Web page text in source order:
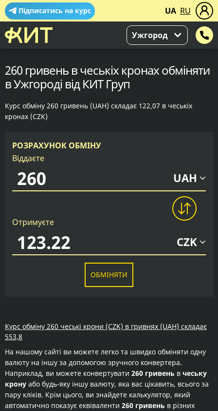
Підписатись на курс UA RU
Ужгород
260 гривень в чеськіх кронах обміняти
в Ужгороді від КИТ Груп
Курс обміну 260 гривень (UAH) складає 122,07 в чеськіх
кронах (CZK)
РОЗРАХУНОК ОБМІНУ
Віддаєте
UAH
Отримуєте
CZK
ОБМІНЯТИ
Курс обміну 260 чеські крони (CZK) в гривнях (UAH) складає
553,8
На нашому сайті ви можете легко та швидко обміняти одну
валюту на іншу за допомогою зручного конвертера.
Наприклад, ви можете конвертувати 260 гривень в чеську
крону або будь-яку іншу валюту, яка вас цікавить, всього за
пару кліків. Крім цього, ви знайдете калькулятор, який
автоматично показує еквіваленти 260 гривень в різних